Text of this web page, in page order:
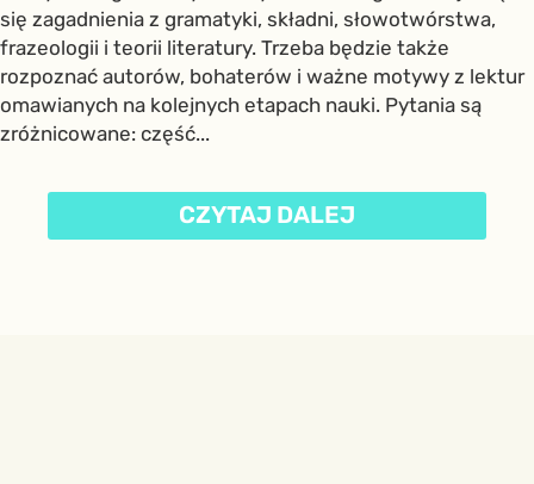
się zagadnienia z gramatyki, składni, słowotwórstwa,
frazeologii i teorii literatury. Trzeba będzie także
rozpoznać autorów, bohaterów i ważne motywy z lektur
omawianych na kolejnych etapach nauki. Pytania są
zróżnicowane: część...
CZYTAJ DALEJ